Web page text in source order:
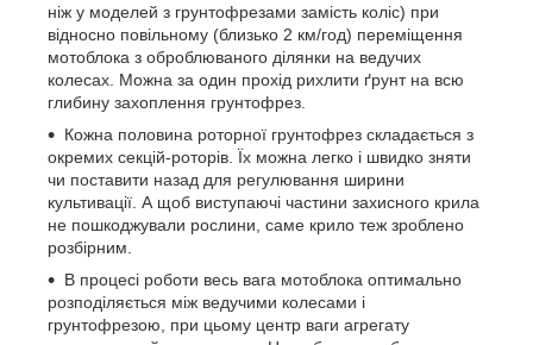
ніж у моделей з грунтофрезами замість коліс) при
відносно повільному (близько 2 км/год) переміщення
мотоблока з оброблюваного ділянки на ведучих
колесах. Можна за один прохід рихлити ґрунт на всю
глибину захоплення грунтофрез.
Кожна половина роторної грунтофрез складається з
окремих секцій-роторів. Їх можна легко і швидко зняти
чи поставити назад для регулювання ширини
культивації. А щоб виступаючі частини захисного крила
не пошкоджували рослини, саме крило теж зроблено
розбірним.
В процесі роботи весь вага мотоблока оптимально
розподіляється між ведучими колесами і
грунтофрезою, при цьому центр ваги агрегату